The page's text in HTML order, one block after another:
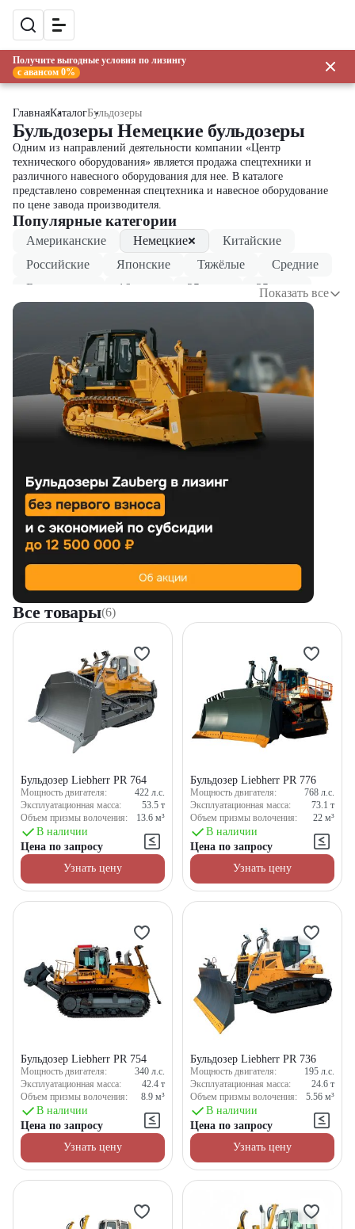
Получите выгодные условия по лизингу
с авансом 0%
ГлавнаяКаталогБульдозеры
Бульдозеры Немецкие бульдозеры
Одним из направлений деятельности компании «Центр
технического оборудования» является продажа спецтехники и
различного навесного оборудования для нее. В каталоге
представлено современная спецтехника и навесное оборудование
по цене завода производителя.
Популярные категории
Американские Немецкие
Китайские
Российские
Японские Тяжёлые
Средние
Болотоходы
16 тонн 25 тонн 35 тонн
Показать все
Все товары(6)
Бульдозер Liebherr PR 764
Мощность двигателя: 422 л.с.
Эксплуатационная масса:
53.5 т
Объем призмы волочения:
13.6 м³
В наличии
Цена по запросу
Узнать цену
Бульдозер Liebherr PR 776
Мощность двигателя: 768 л.с.
Эксплуатационная масса:
73.1 т
Объем призмы волочения:
22 м³
В наличии
Цена по запросу
Узнать цену
Бульдозер Liebherr PR 754
Мощность двигателя: 340 л.с.
Эксплуатационная масса:
42.4 т
Объем призмы волочения:
8.9 м³
В наличии
Цена по запросу
Узнать цену
Бульдозер Liebherr PR 736
Мощность двигателя: 195 л.с.
Эксплуатационная масса:
24.6 т
Объем призмы волочения:
5.56 м³
В наличии
Цена по запросу
Узнать цену